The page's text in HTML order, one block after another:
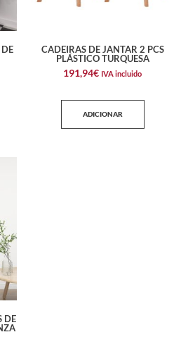
CADEIRAS DE JANTAR 2 PCS
PLÁSTICO TURQUESA
191,94€ IVA incluido
ADICIONAR
DE